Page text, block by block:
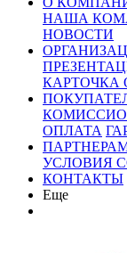
НАША
НОВОСТИ
КАРТОЧКА
ОПЛАТА
УСЛОВИЯ
КОНТАКТЫ
Еще